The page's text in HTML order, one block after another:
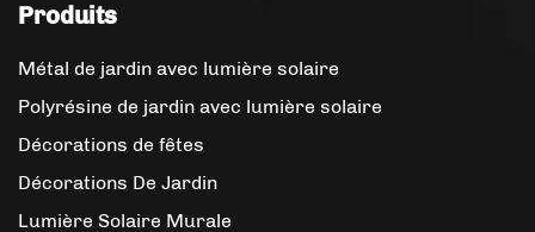
Produits
Métal de jardin avec lumière solaire
Polyrésine de jardin avec lumière solaire
Décorations de fêtes
Décorations De Jardin
Lumière Solaire Murale